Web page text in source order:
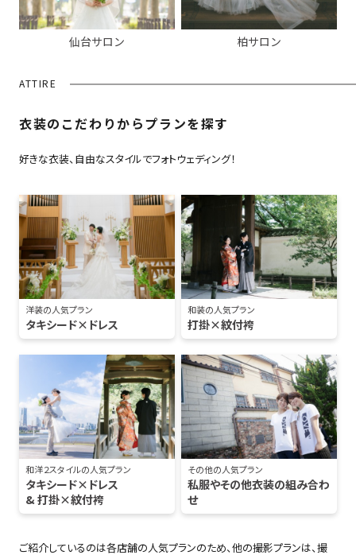
仙台サロン 柏サロン
ATTIRE
衣装のこだわりからプランを探す
好きな衣装、自由なスタイルでフォトウェディング！
洋装の人気プラン
タキシード×ドレス
和装の人気プラン
打掛×紋付袴
和洋２スタイルの人気プラン
タキシード×ドレス
& 打掛×紋付袴
その他の人気プラン
私服やその他衣装の組み合わ
せ
ご紹介しているのは各店舗の人気プランのため、他の撮影プランは、撮